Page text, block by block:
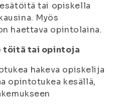
tai opiskella
Myös
haettava opintolaina.
töitä tai opintoja
hakeva opiskelija
opintotukea kesällä,